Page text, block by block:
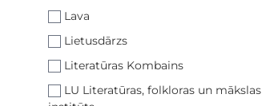
Lava
Lietusdārzs
Literatūras Kombains
LU Literatūras, folkloras un mākslas